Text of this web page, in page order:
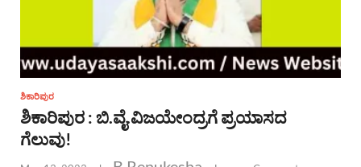
ಶಿಕಾರಿಪುರ
ಶಿಕಾರಿಪುರ : ಬಿ.ವೈ.ವಿಜಯೇಂದ್ರಗೆ ಪ್ರಯಾಸದ
ಗೆಲುವು!